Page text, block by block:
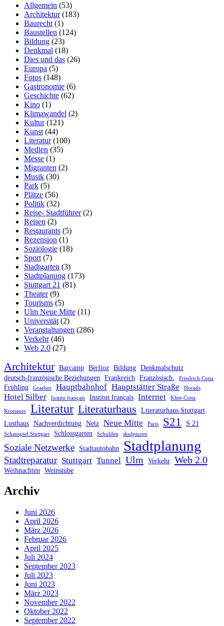
Allgemein (53)
Architektur(183)
Baurecht (1)
Baustellen (124)
Bildung (23)
Denkmal (18)
Dies und das (26)
Europa (5)
Fotos (148)
Gastronomie (6)
Geschichte (62)
Kino (1)
Klimawandel (2)
Kultur(121)
Kunst (44)
Literatur(100)
Medien (35)
Messe (1)
Migranten (2)
Musik (30)
Park (5)
Plätze (56)
Politik (32)
Reise- Stadtführer(2)
Reisen (2)
Restaurants (5)
Rezension (1)
Soziologie (18)
Sport (7)
Stadtgarten (3)
Stadtplanung (173)
Stuttgart 21 (81)
Theater(9)
Tourisms (5)
Ulm Neue Mitte (11)
Universität (2)
Veranstaltungen (286)
Verkehr(46)
Web 2.0 (27)
Architektur Barcamp Berlioz Bildung Denkmalschutz
deutsch-französische Beziehungen
Frankreich Französisch. Friedrich Cotta
Frühling Graeber Hauptbahnhof Hauptstätter Straße Horads
Hotel Silber Institu français Institut français Internet Klett-Cotta
Kronauer Literatur Literaturhaus
Literaturhaus Stuttgart
Lusthaus Nachverdichtung Netz Neue Mitte Paris S21 S 21
Schauspiel Stuttgart Schlossgarten Schulden skulpturen
Soziale Netzwerke Stadtautobahn Stadtplanung
Stadtreparatur Stuttgart Tunnel Ulm Verkehr Web 2.0
Weihnachten Weinstube
Archiv
Juni 2026
April 2026
März 2026
Februar 2026
April 2025
Juli 2024
September 2023
Juli 2023
Juni 2023
März 2023
November 2022
Oktober 2022
September 2022